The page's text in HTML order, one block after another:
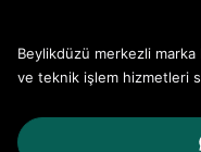
Beylikdüzü merkezli marka
ve teknik işlem hizmetleri